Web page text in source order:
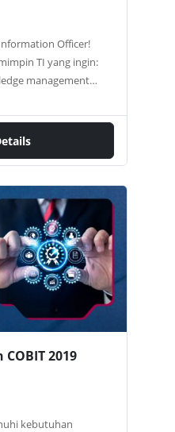
Officer!
TI yang ingin:
management
business intelligence
roadmap bisnis
end-to-end
Nyata? Ikuti pelatihan
Anda untuk menjadi
keputusan
kebutuhan
ini untuk Anda
yang ingin lebih
naik ke level
Owner yang ingin
Head of…
2019
kebutuhan